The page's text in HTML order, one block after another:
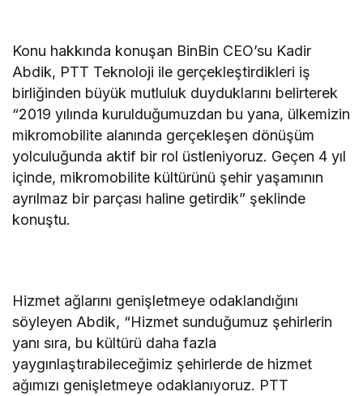
Konu hakkında konuşan BinBin CEO’su Kadir
Abdik, PTT Teknoloji ile gerçekleştirdikleri iş
birliğinden büyük mutluluk duyduklarını belirterek
“2019 yılında kurulduğumuzdan bu yana, ülkemizin
mikromobilite alanında gerçekleşen dönüşüm
yolculuğunda aktif bir rol üstleniyoruz. Geçen 4 yıl
içinde, mikromobilite kültürünü şehir yaşamının
ayrılmaz bir parçası haline getirdik” şeklinde
konuştu.
Hizmet ağlarını genişletmeye odaklandığını
söyleyen Abdik, “Hizmet sunduğumuz şehirlerin
yanı sıra, bu kültürü daha fazla
yaygınlaştırabileceğimiz şehirlerde de hizmet
ağımızı genişletmeye odaklanıyoruz. PTT